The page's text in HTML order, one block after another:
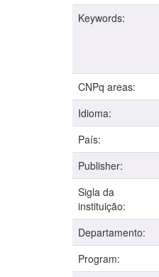
Keywords:
CNPq areas:
Idioma:
País:
Publisher:
Sigla da
instituição:
Departamento:
Program: